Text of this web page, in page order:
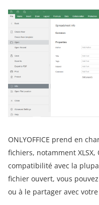
ONLYOFFICE prend en
fichiers, notamment XLSX,
compatibilité avec la
fichier ouvert, vous
ou à le partager avec